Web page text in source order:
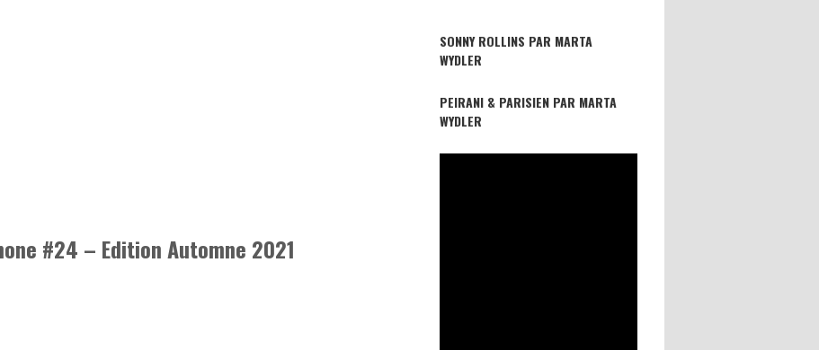
#24 – Edition Automne 2021
SONNY ROLLINS PAR MARTA
WYDLER
PEIRANI & PARISIEN PAR MARTA
WYDLER